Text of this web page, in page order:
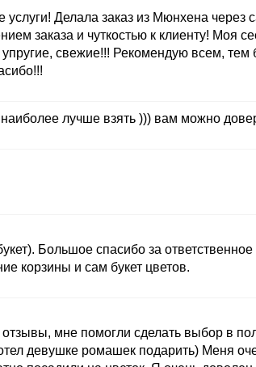
Делала заказ из Мюнхена через
заказа и чуткостью к клиенту! Моя
свежие!!! Рекомендую всем, тем
лучше взять ))) вам можно
Большое спасибо за
корзины и сам букет цветов.
мне помогли сделать выбор в
девушке ромашек подарить) Меня